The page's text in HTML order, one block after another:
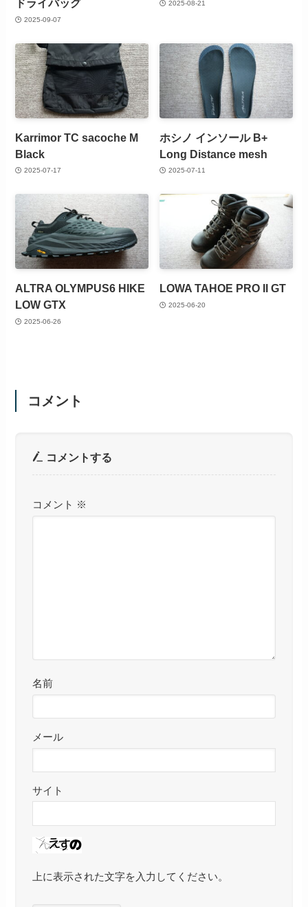
ドライバッグ
2025-09-07
2025-08-21
Karrimor TC sacoche M
Black
2025-07-17
ホシノ インソール B+
Long Distance mesh
2025-07-11
ALTRA OLYMPUS6 HIKE
LOW GTX
2025-06-26
LOWA TAHOE PRO II GT
2025-06-20
コメント
コメントする
コメント ※
名前
メール
サイト
上に表示された文字を入力してください。